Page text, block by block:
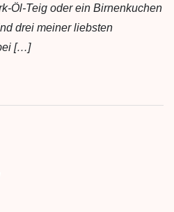
Öl-Teig oder ein Birnenkuchen
drei meiner liebsten
[…]